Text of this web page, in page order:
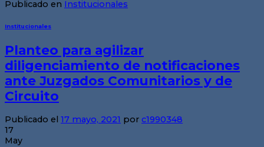
Publicado en Institucionales
Institucionales
Planteo para agilizar
diligenciamiento de notificaciones
ante Juzgados Comunitarios y de
Circuito
Publicado el 17 mayo, 2021 por c1990348
17
May